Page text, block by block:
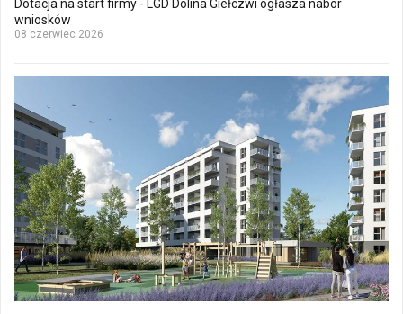
Dotacja na start firmy - LGD Dolina Giełczwi ogłasza nabór
wniosków
08 czerwiec 2026